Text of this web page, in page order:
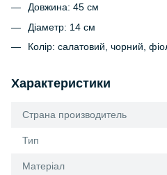
Довжина: 45 см
Діаметр: 14 см
Колір: салатовий, чорний,
Характеристики
Страна производитель
Тип
Матеріал